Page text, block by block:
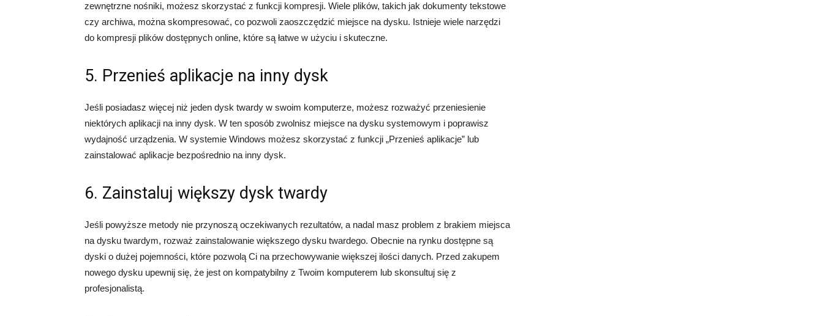
zewnętrzne nośniki, możesz skorzystać z funkcji kompresji. Wiele plików, takich jak dokumenty tekstowe
czy archiwa, można skompresować, co pozwoli zaoszczędzić miejsce na dysku. Istnieje wiele narzędzi
do kompresji plików dostępnych online, które są łatwe w użyciu i skuteczne.
5. Przenieś aplikacje na inny dysk
Jeśli posiadasz więcej niż jeden dysk twardy w swoim komputerze, możesz rozważyć przeniesienie
niektórych aplikacji na inny dysk. W ten sposób zwolnisz miejsce na dysku systemowym i poprawisz
wydajność urządzenia. W systemie Windows możesz skorzystać z funkcji „Przenieś aplikacje” lub
zainstalować aplikacje bezpośrednio na inny dysk.
6. Zainstaluj większy dysk twardy
Jeśli powyższe metody nie przynoszą oczekiwanych rezultatów, a nadal masz problem z brakiem miejsca
na dysku twardym, rozważ zainstalowanie większego dysku twardego. Obecnie na rynku dostępne są
dyski o dużej pojemności, które pozwolą Ci na przechowywanie większej ilości danych. Przed zakupem
nowego dysku upewnij się, że jest on kompatybilny z Twoim komputerem lub skonsultuj się z
profesjonalistą.